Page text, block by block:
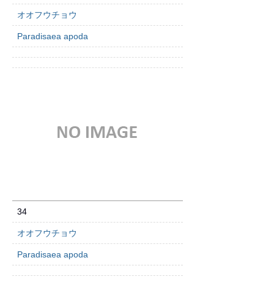
オオフウチョウ
Paradisaea apoda
34
オオフウチョウ
Paradisaea apoda